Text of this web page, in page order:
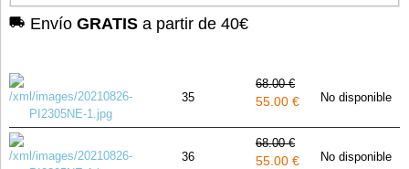
Envío GRATIS a partir de 40€
35
68.00 €
55.00 € No disponible
36
68.00 €
55.00 € No disponible